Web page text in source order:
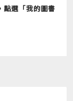
點選「我的圖書
，將有專人